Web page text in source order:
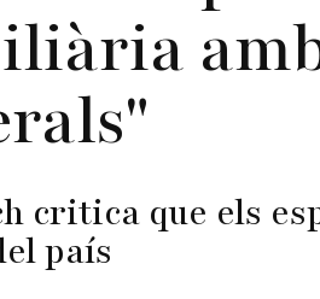
critica que els
país